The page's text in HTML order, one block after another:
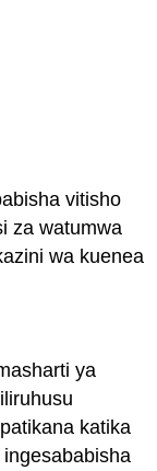
vitisho
za watumwa
wa kuenea
ya
katika